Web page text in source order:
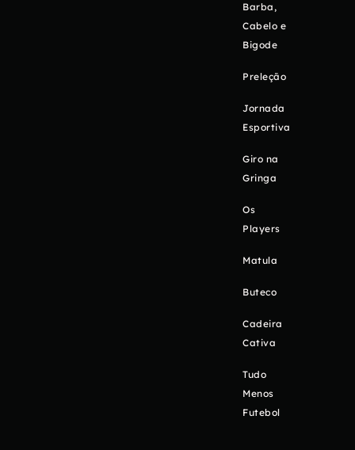
Barba,
Cabelo e
Bigode
Preleção
Jornada
Esportiva
Giro na
Gringa
Os
Players
Matula
Buteco
Cadeira
Cativa
Tudo
Menos
Futebol